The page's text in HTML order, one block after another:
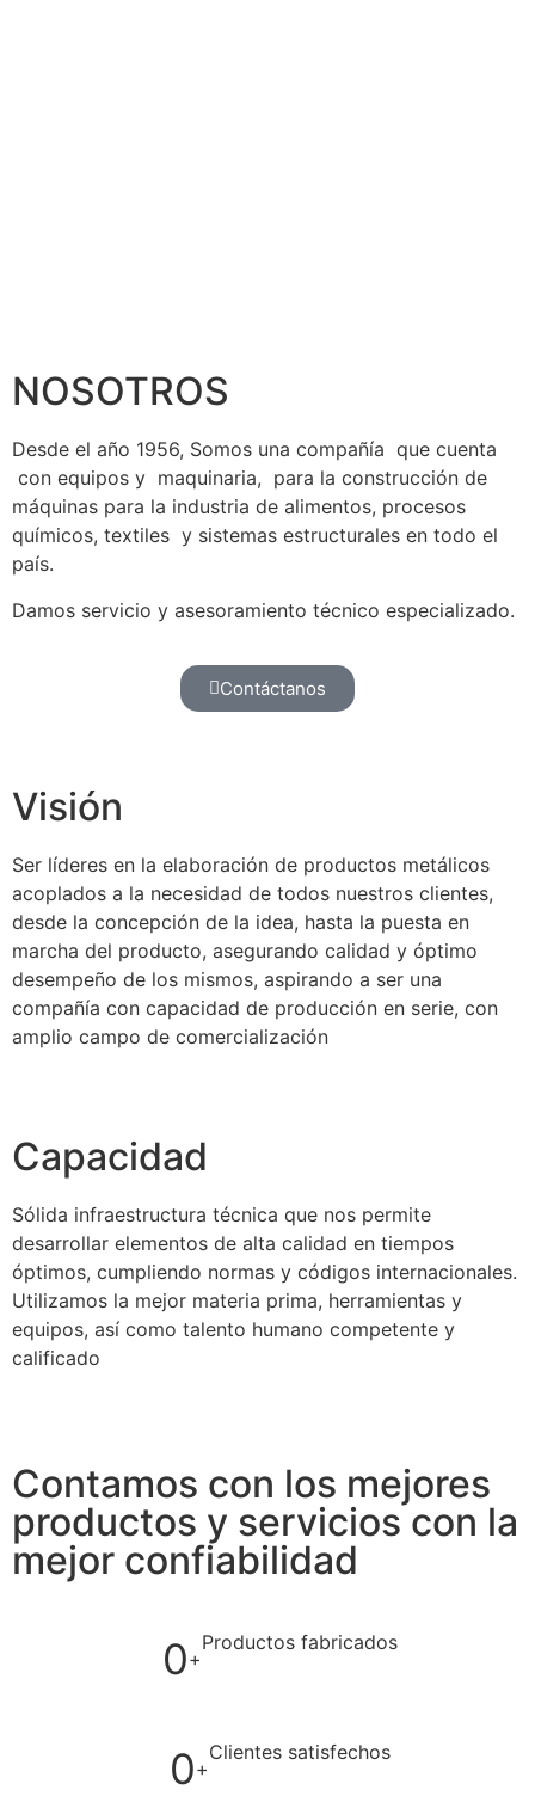
NOSOTROS
Desde el año 1956, Somos una compañía que cuenta
con equipos y maquinaria, para la construcción de
máquinas para la industria de alimentos, procesos
químicos, textiles y sistemas estructurales en todo el
país.
Damos servicio y asesoramiento técnico especializado.
Contáctanos
Visión
Ser líderes en la elaboración de productos metálicos
acoplados a la necesidad de todos nuestros clientes,
desde la concepción de la idea, hasta la puesta en
marcha del producto, asegurando calidad y óptimo
desempeño de los mismos, aspirando a ser una
compañía con capacidad de producción en serie, con
amplio campo de comercialización
Capacidad
Sólida infraestructura técnica que nos permite
desarrollar elementos de alta calidad en tiempos
óptimos, cumpliendo normas y códigos internacionales.
Utilizamos la mejor materia prima, herramientas y
equipos, así como talento humano competente y
calificado
Contamos con los mejores
productos y servicios con la
mejor confiabilidad
0+
Productos fabricados
0+
Clientes satisfechos